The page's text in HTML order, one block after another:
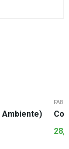
Ambiente)